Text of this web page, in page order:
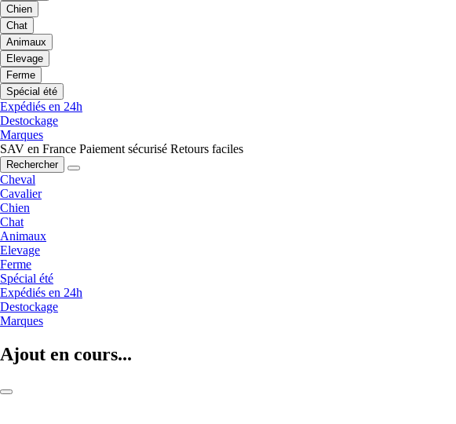
Chien
Chat
Animaux
Elevage
Ferme
Spécial été
Expédiés en 24h
Destockage
Marques
SAV en France Paiement sécurisé Retours faciles
Rechercher
Cheval
Cavalier
Chien
Chat
Animaux
Elevage
Ferme
Spécial été
Expédiés en 24h
Destockage
Marques
Ajout en cours...